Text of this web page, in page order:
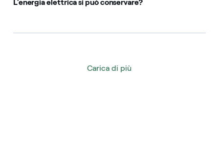
L’energia elettrica si può conservare?
Carica di più